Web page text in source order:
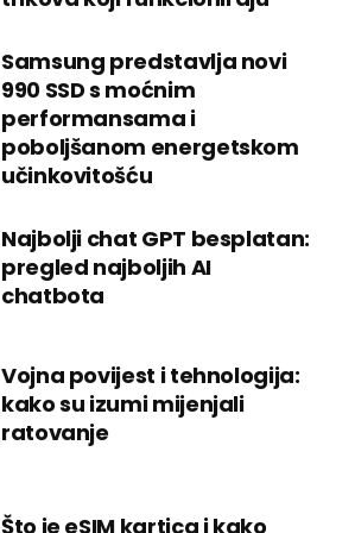
Samsung predstavlja novi
990 SSD s moćnim
performansama i
poboljšanom energetskom
učinkovitošću
Najbolji chat GPT besplatan:
pregled najboljih AI
chatbota
Vojna povijest i tehnologija:
kako su izumi mijenjali
ratovanje
Što je eSIM kartica i kako